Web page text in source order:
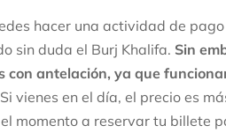
hacer una actividad de
sin duda el Burj Khalifa. Sin
con antelación, ya que
vienes en el día, el precio es
momento a reservar tu billete